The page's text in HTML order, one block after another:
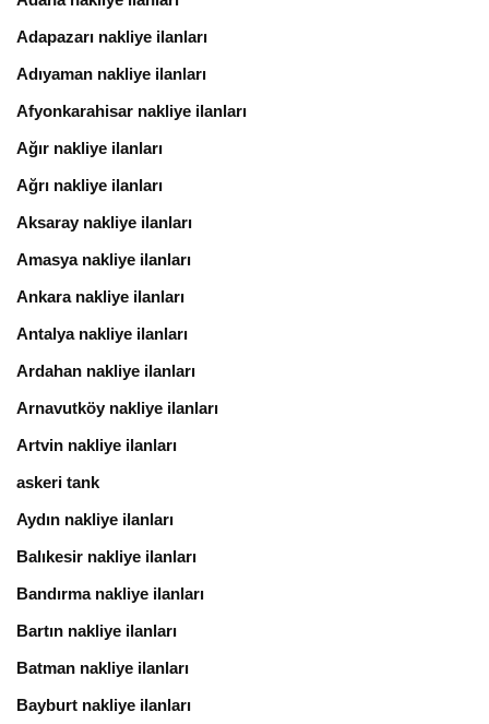
Adapazarı nakliye ilanları
Adıyaman nakliye ilanları
Afyonkarahisar nakliye ilanları
Ağır nakliye ilanları
Ağrı nakliye ilanları
Aksaray nakliye ilanları
Amasya nakliye ilanları
Ankara nakliye ilanları
Antalya nakliye ilanları
Ardahan nakliye ilanları
Arnavutköy nakliye ilanları
Artvin nakliye ilanları
askeri tank
Aydın nakliye ilanları
Balıkesir nakliye ilanları
Bandırma nakliye ilanları
Bartın nakliye ilanları
Batman nakliye ilanları
Bayburt nakliye ilanları